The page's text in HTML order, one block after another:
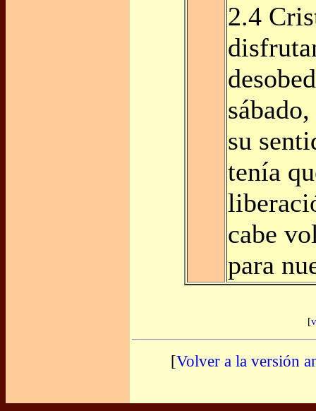
2.4
su
tenía
cabe
para
[
[Volver a la versión